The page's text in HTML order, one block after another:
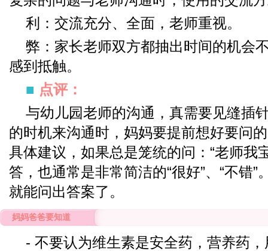
利：交流充分、全面，老师重视。
弊：家长老师双方都抽出时间的机会
感到抵触。
■ 点评：
与幼儿园老师的沟通，真需要见缝插
的时机来沟通时，妈妈要提前想好要问
具体建议，如果总是笼统的问：“老师我
答，也通常是非常简洁的“很好”、“不错
就能问出答案了。
妈妈爸爸要知道
- 不要认为维生素是安全药，营养药